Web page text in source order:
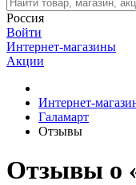
Россия
Войти
Интернет-магазины
Акции
Интернет-
Галамарт
Отзывы
Отзывы о